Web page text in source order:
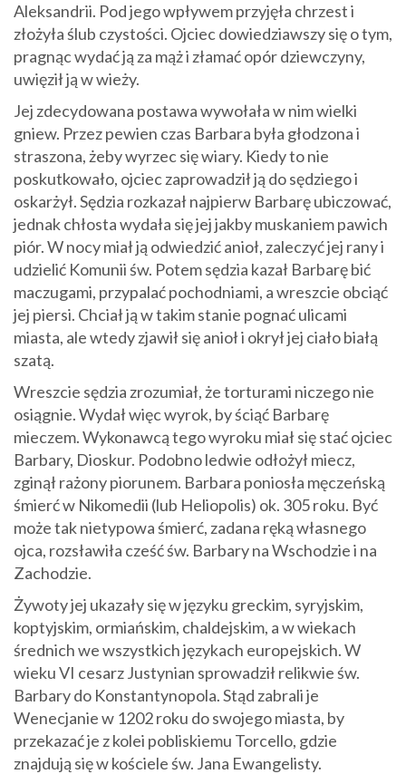
Aleksandrii. Pod jego wpływem przyjęła chrzest i
złożyła ślub czystości. Ojciec dowiedziawszy się o tym,
pragnąc wydać ją za mąż i złamać opór dziewczyny,
uwięził ją w wieży.
Jej zdecydowana postawa wywołała w nim wielki
gniew. Przez pewien czas Barbara była głodzona i
straszona, żeby wyrzec się wiary. Kiedy to nie
poskutkowało, ojciec zaprowadził ją do sędziego i
oskarżył. Sędzia rozkazał najpierw Barbarę ubiczować,
jednak chłosta wydała się jej jakby muskaniem pawich
piór. W nocy miał ją odwiedzić anioł, zaleczyć jej rany i
udzielić Komunii św. Potem sędzia kazał Barbarę bić
maczugami, przypalać pochodniami, a wreszcie obciąć
jej piersi. Chciał ją w takim stanie pognać ulicami
miasta, ale wtedy zjawił się anioł i okrył jej ciało białą
szatą.
Wreszcie sędzia zrozumiał, że torturami niczego nie
osiągnie. Wydał więc wyrok, by ściąć Barbarę
mieczem. Wykonawcą tego wyroku miał się stać ojciec
Barbary, Dioskur. Podobno ledwie odłożył miecz,
zginął rażony piorunem. Barbara poniosła męczeńską
śmierć w Nikomedii (lub Heliopolis) ok. 305 roku. Być
może tak nietypowa śmierć, zadana ręką własnego
ojca, rozsławiła cześć św. Barbary na Wschodzie i na
Zachodzie.
Żywoty jej ukazały się w języku greckim, syryjskim,
koptyjskim, ormiańskim, chaldejskim, a w wiekach
średnich we wszystkich językach europejskich. W
wieku VI cesarz Justynian sprowadził relikwie św.
Barbary do Konstantynopola. Stąd zabrali je
Wenecjanie w 1202 roku do swojego miasta, by
przekazać je z kolei pobliskiemu Torcello, gdzie
znajdują się w kościele św. Jana Ewangelisty.